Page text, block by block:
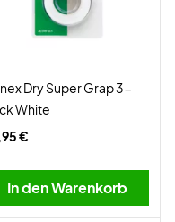
Dry Super Grap 3-
White
€
In den Warenkorb